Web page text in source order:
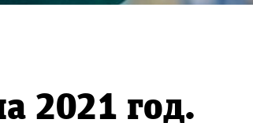
2021 год.